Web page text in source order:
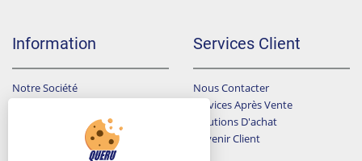
Information
Notre Société
Données Personnelles
Services Client
Nous Contacter
Services Après Vente
Solutions D'achat
Devenir Client